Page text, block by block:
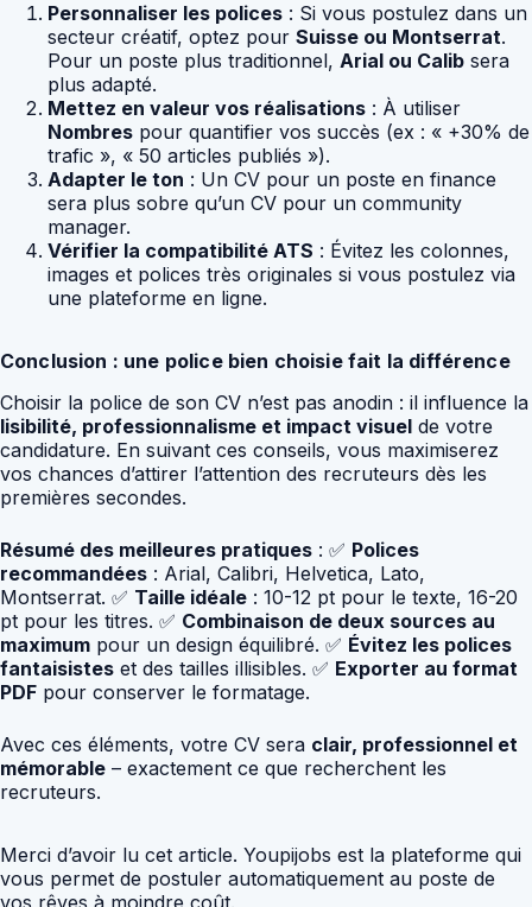
Personnaliser les polices : Si vous postulez dans un
secteur créatif, optez pour Suisse ou Montserrat.
Pour un poste plus traditionnel, Arial ou Calib sera
plus adapté.
Mettez en valeur vos réalisations : À utiliser
Nombres pour quantifier vos succès (ex : « +30% de
trafic », « 50 articles publiés »).
Adapter le ton : Un CV pour un poste en finance
sera plus sobre qu’un CV pour un community
manager.
Vérifier la compatibilité ATS : Évitez les colonnes,
images et polices très originales si vous postulez via
une plateforme en ligne.
Conclusion : une police bien choisie fait la différence
Choisir la police de son CV n’est pas anodin : il influence la
lisibilité, professionnalisme et impact visuel de votre
candidature. En suivant ces conseils, vous maximiserez
vos chances d’attirer l’attention des recruteurs dès les
premières secondes.
Résumé des meilleures pratiques : ✅ Polices
recommandées : Arial, Calibri, Helvetica, Lato,
Montserrat. ✅ Taille idéale : 10-12 pt pour le texte, 16-20
pt pour les titres. ✅ Combinaison de deux sources au
maximum pour un design équilibré. ✅ Évitez les polices
fantaisistes et des tailles illisibles. ✅ Exporter au format
PDF pour conserver le formatage.
Avec ces éléments, votre CV sera clair, professionnel et
mémorable – exactement ce que recherchent les
recruteurs.
Merci d’avoir lu cet article. Youpijobs est la plateforme qui
vous permet de postuler automatiquement au poste de
vos rêves à moindre coût.